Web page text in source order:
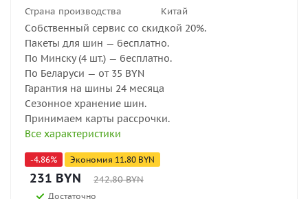
Страна производства
Китай
Собственный сервис со скидкой 20%.
Пакеты для шин — бесплатно.
По Минску (4 шт.) — бесплатно.
По Беларуси — от 35 BYN
Гарантия на шины 24 месяца
Сезонное хранение шин.
Принимаем карты рассрочки.
Все характеристики
-4.86% Экономия 11.80 BYN
231 BYN 242.80BYN
Достаточно